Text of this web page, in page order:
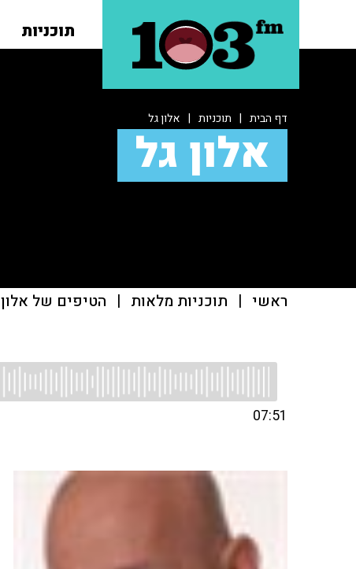
תוכניות
דף הבית | תוכניות | אלון גל
אלון גל
ראשי | תוכניות מלאות | הטיפים של
07:51